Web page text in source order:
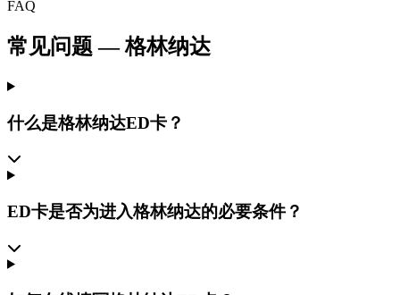
FAQ
常见问题—格林纳达
什么是格林纳达ED卡？
ED卡是否为进入格林纳达的必要条件？